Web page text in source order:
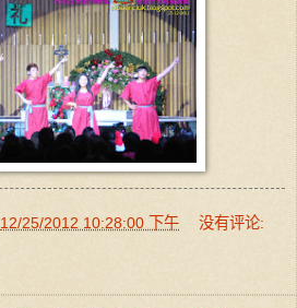
12/25/2012 10:28:00 下午 没有评论: